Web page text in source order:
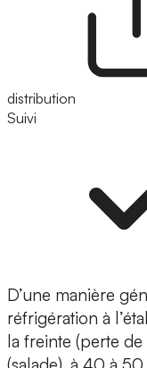
distribution
Suivi
D’une manière
réfrigération à
la freinte (perte